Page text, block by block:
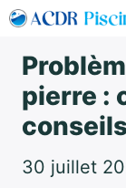
Aller
contenu
pierre :
30 juillet